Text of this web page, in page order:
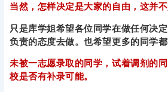
当然，怎样决定是大家的自由，这并不
只是库学姐希望各位同学在做任何决
负责的态度去做。也希望更多的同学都
未被一志愿录取的同学，试着调剂的
校是否有补录可能。